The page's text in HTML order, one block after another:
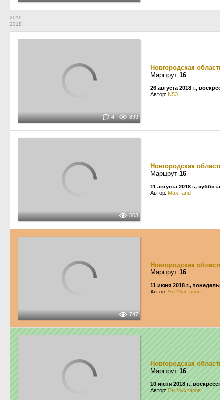
2019
2018
4 899
Новгородская
Маршрут 16
26 августа 2018 г.,
Автор: N53
503
Новгородская
Маршрут 16
11 августа 2018 г., суббота
Автор: MaxFand
747
Новгородская
Маршрут 16
11 июня 2018 г.,
Автор: Ян Мухтаров
Новгородская
Маршрут 16
10 июня 2018 г.,
Автор: Ян Мухтаров